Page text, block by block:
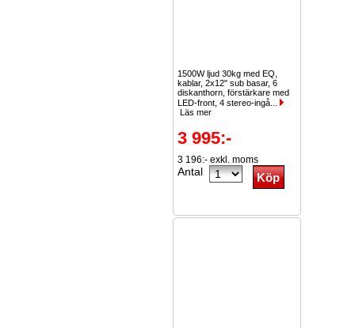
1500W ljud 30kg med EQ,
kablar, 2x12" sub basar, 6
diskanthorn, förstärkare med
LED-front, 4 stereo-ingå...
Läs mer
3 995:-
3 196:- exkl. moms
Antal